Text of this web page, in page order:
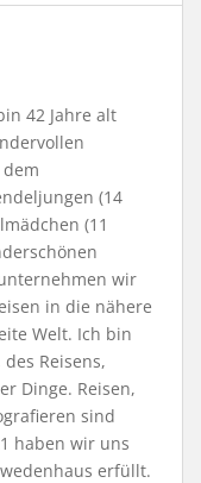
42 Jahre alt
(14
(11
wir
in die nähere
Welt. Ich bin
Reisens,
Dinge. Reisen,
sind
haben wir uns
erfüllt.